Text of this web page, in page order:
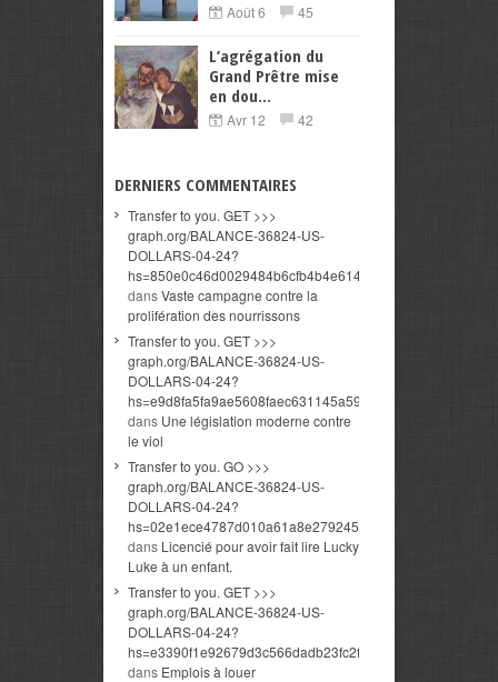
Août 6 45
L’agrégation du
Grand Prêtre mise
en dou...
Avr 12 42
DERNIERS COMMENTAIRES
Transfer to you. GET >>>
graph.org/BALANCE-36824-US-
DOLLARS-04-24?
hs=850e0c46d0029484b6cfb4b4e614a3c5&
dansVaste campagne contre la
prolifération des nourrissons
Transfer to you. GET >>>
graph.org/BALANCE-36824-US-
DOLLARS-04-24?
hs=e9d8fa5fa9ae5608faec631145a591cd&
dans Une législation moderne contre
le viol
Transfer to you. GO >>>
graph.org/BALANCE-36824-US-
DOLLARS-04-24?
hs=02e1ece4787d010a61a8e279245b7cda&
dans Licencié pour avoir fait lire Lucky
Luke à un enfant.
Transfer to you. GET >>>
graph.org/BALANCE-36824-US-
DOLLARS-04-24?
hs=e3390f1e92679d3c566dadb23fc2fed6&
dans Emplois à louer